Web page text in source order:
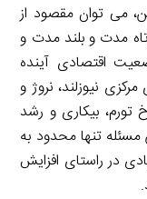
می توان مقصود از
مدت و بلند مدت و
اقتصادی آینده
نیوزلند، نروژ و
بیکاری و رشد
مسئله تنها محدود به
در راستای افزایش